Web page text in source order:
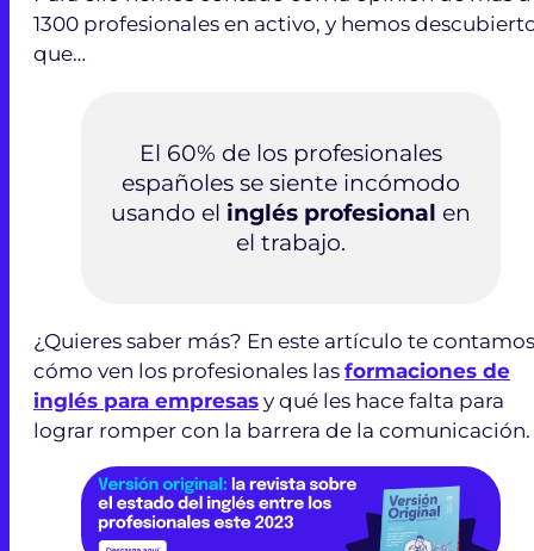
1300 profesionales en activo, y hemos
que…
El 60% de los profesionales
españoles se siente incómodo
usando el inglés profesional en
el trabajo.
¿Quieres saber más? En este artículo te contamos
cómo ven los profesionales las formaciones de
inglés para empresas y qué les hace falta para
lograr romper con la barrera de la comunicación.